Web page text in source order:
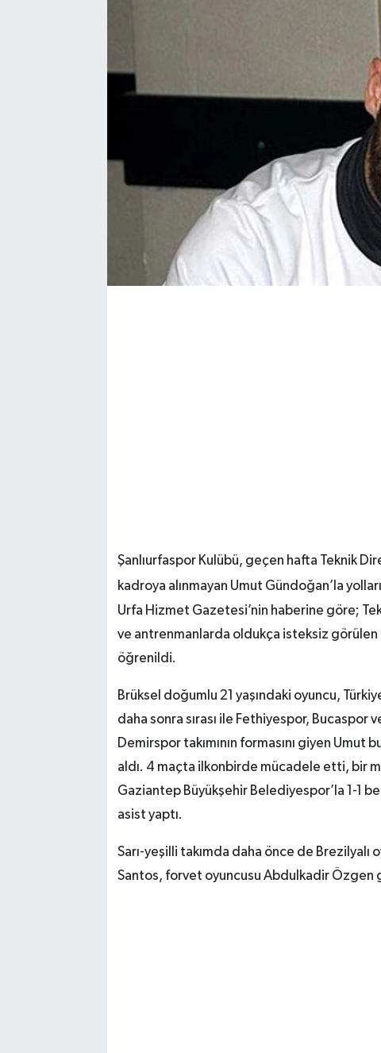
Şanlıurfaspor Kulübü, geçen hafta Teknik
kadroya alınmayan Umut Gündoğan’la
Urfa Hizmet Gazetesi’nin haberine göre;
ve antrenmanlarda oldukça isteksiz
öğrenildi.
Brüksel doğumlu 21 yaşındaki oyuncu,
daha sonra sırası ile Fethiyespor, Bucaspor
Demirspor takımının formasını giyen Umut
aldı. 4 maçta ilkonbirde mücadele etti, bir
Gaziantep Büyükşehir Belediyespor’la 1-1
asist yaptı.
Sarı-yeşilli takımda daha önce de Brezilyalı
Santos, forvet oyuncusu Abdulkadir Özgen